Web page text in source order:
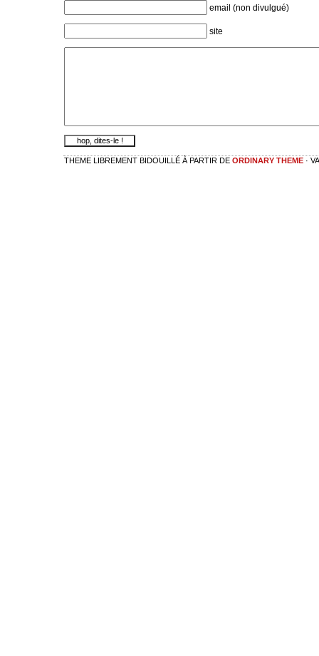
email (non divulgué)
site
THEME LIBREMENT BIDOUILLÉ À PARTIR DE ORDINARY THEME ·